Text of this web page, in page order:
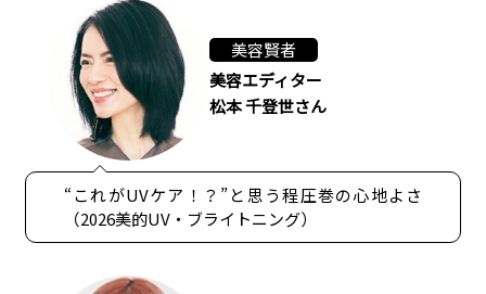
美容賢者
美容エディター
松本 千登世さん
“これがUVケア！？”と思う程圧巻の心地よさ
（2026美的UV・ブライトニング）